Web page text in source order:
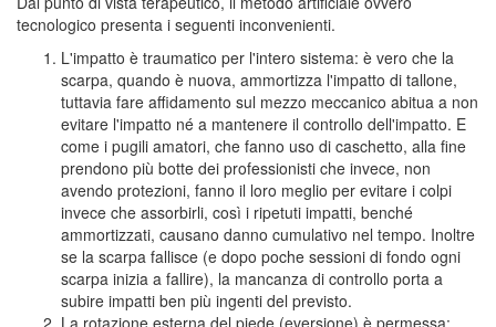
tecnologico presenta i seguenti inconvenienti.
L'impatto è traumatico per l'intero sistema: è vero che la
scarpa, quando è nuova, ammortizza l'impatto di tallone,
tuttavia fare affidamento sul mezzo meccanico abitua a non
evitare l'impatto né a mantenere il controllo dell'impatto. E
come i pugili amatori, che fanno uso di caschetto, alla fine
prendono più botte dei professionisti che invece, non
avendo protezioni, fanno il loro meglio per evitare i colpi
invece che assorbirli, così i ripetuti impatti, benché
ammortizzati, causano danno cumulativo nel tempo. Inoltre
se la scarpa fallisce (e dopo poche sessioni di fondo ogni
scarpa inizia a fallire), la mancanza di controllo porta a
subire impatti ben più ingenti del previsto.
La rotazione esterna del piede (eversione) è permessa: